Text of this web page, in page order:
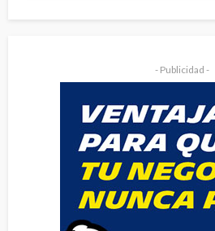
- Publicidad -